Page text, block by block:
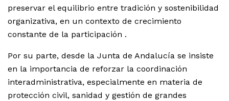
preservar el equilibrio entre tradición y sostenibilidad
organizativa, en un contexto de crecimiento
constante de la participación .
Por su parte, desde la Junta de Andalucía se insiste
en la importancia de reforzar la coordinación
interadministrativa, especialmente en materia de
protección civil, sanidad y gestión de grandes